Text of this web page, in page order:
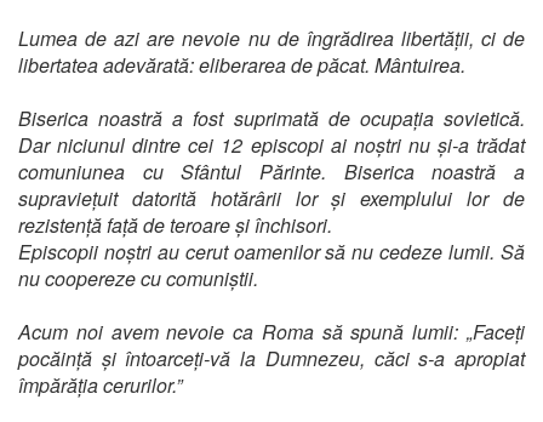
Lumea de azi are nevoie nu de îngrădirea libertății, ci de
libertatea adevărată: eliberarea de păcat. Mântuirea.
Biserica noastră a fost suprimată de ocupația sovietică.
Dar niciunul dintre cei 12 episcopi ai noștri nu și-a trădat
comuniunea cu Sfântul Părinte. Biserica noastră a
supraviețuit datorită hotărârii lor și exemplului lor de
rezistență față de teroare și închisori.
Episcopii noștri au cerut oamenilor să nu cedeze lumii. Să
nu coopereze cu comuniștii.
Acum noi avem nevoie ca Roma să spună lumii: „Faceți
pocăință și întoarceți-vă la Dumnezeu, căci s-a apropiat
împărăția cerurilor.”